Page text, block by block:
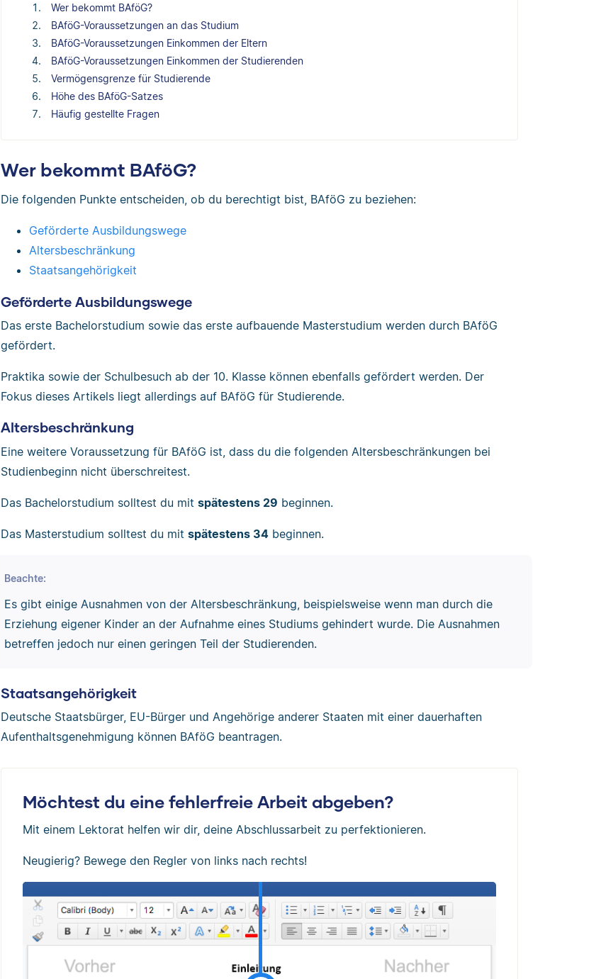
Wer bekommt BAföG?
BAföG-Voraussetzungen an das Studium
BAföG-Voraussetzungen Einkommen der Eltern
BAföG-Voraussetzungen Einkommen der Studierenden
Vermögensgrenze für Studierende
Höhe des BAföG-Satzes
Häufig gestellte Fragen
Wer bekommt BAföG?
Die folgenden Punkte entscheiden, ob du berechtigt bist, BAföG zu beziehen:
Geförderte Ausbildungswege
Altersbeschränkung
Staatsangehörigkeit
Geförderte Ausbildungswege
Das erste Bachelorstudium sowie das erste aufbauende Masterstudium werden durch BAföG
gefördert.
Praktika sowie der Schulbesuch ab der 10. Klasse können ebenfalls gefördert werden. Der
Fokus dieses Artikels liegt allerdings auf BAföG für Studierende.
Altersbeschränkung
Eine weitere Voraussetzung für BAföG ist, dass du die folgenden Altersbeschränkungen bei
Studienbeginn nicht überschreitest.
Das Bachelorstudium solltest du mit spätestens 29 beginnen.
Das Masterstudium solltest du mit spätestens 34 beginnen.
Beachte:
Es gibt einige Ausnahmen von der Altersbeschränkung, beispielsweise wenn man durch die
Erziehung eigener Kinder an der Aufnahme eines Studiums gehindert wurde. Die Ausnahmen
betreffen jedoch nur einen geringen Teil der Studierenden.
Staatsangehörigkeit
Deutsche Staatsbürger, EU-Bürger und Angehörige anderer Staaten mit einer dauerhaften
Aufenthaltsgenehmigung können BAföG beantragen.
Möchtest du eine fehlerfreie Arbeit abgeben?
Mit einem Lektorat helfen wir dir, deine Abschlussarbeit zu perfektionieren.
Neugierig? Bewege den Regler von links nach rechts!